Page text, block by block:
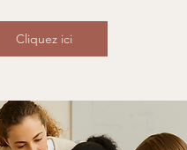
Cliquez ici